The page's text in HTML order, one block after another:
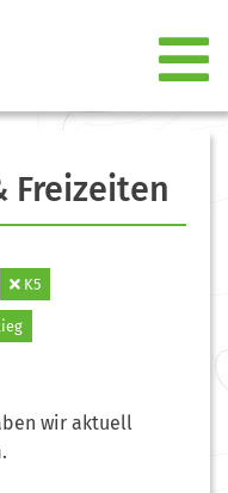
Freizeiten
K5
wir aktuell